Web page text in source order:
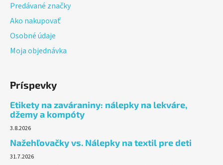
Predávané značky
Ako nakupovať
Osobné údaje
Moja objednávka
Príspevky
Etikety na zaváraniny: nálepky na lekváre,
džemy a kompóty
3.8.2026
Nažehľovačky vs. Nálepky na textil pre deti
31.7.2026